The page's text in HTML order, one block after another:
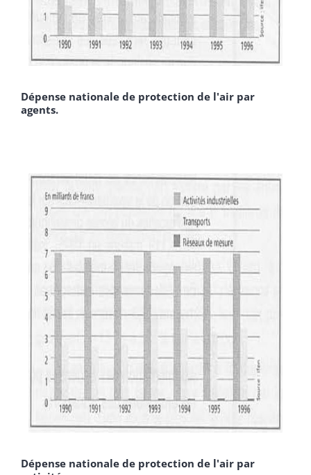
Dépense nationale de protection de l'air par
agents.
Dépense nationale de protection de l'air par